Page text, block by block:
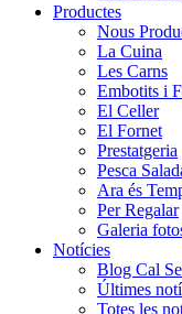
Productes
Nous
La Cuina
Les Carns
Embotits i
El Celler
El Fornet
Prestatgeria
Pesca
Ara és
Per Regalar
Galeria
Notícies
Blog Cal
Últimes
Totes les